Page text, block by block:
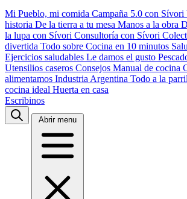
Mi Pueblo, mi comida Campaña 5.0 con Sívori
historia De la tierra a tu mesa Manos a la obra
la lupa con Sívori Consultoría con Sívori
divertida Todo sobre Cocina en 10 minutos
Ejercicios saludables Le damos el gusto
Utensilios caseros Consejos Manual de cocina
alimentamos Industria Argentina Todo a la
cocina ideal Huerta en casa
Escribinos
Abrir menu